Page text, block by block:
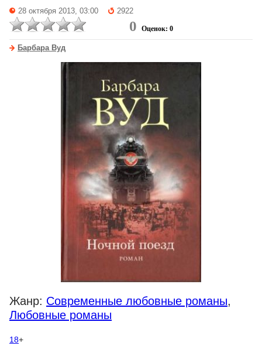
28 октября 2013, 03:00 2922
0 Оценок: 0
Барбара Вуд
Жанр: Современные любовные романы,
Любовные романы
18+